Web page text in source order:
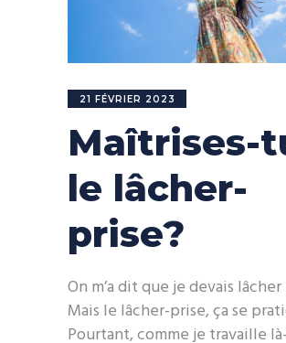
21 FÉVRIER 2023
Maîtrises-
le lâcher-
prise?
On m’a dit que je devais
Mais le lâcher-prise, ça se
Pourtant, comme je travaille